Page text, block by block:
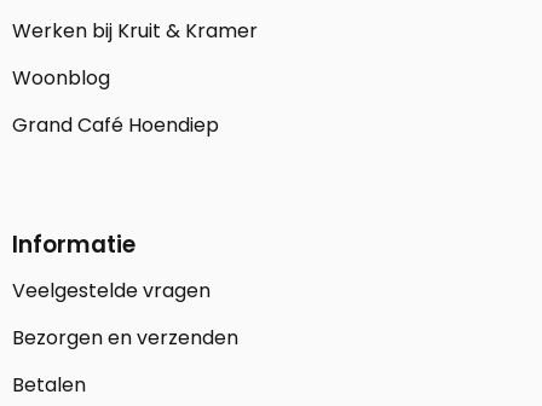
Werken bij Kruit & Kramer
Woonblog
Grand Café Hoendiep
Informatie
Veelgestelde vragen
Bezorgen en verzenden
Betalen